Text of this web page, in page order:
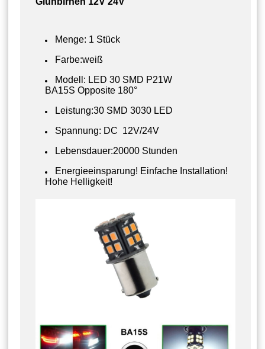
Menge: 1 Stück
Farbe:weiß
Modell: LED 30 SMD P21W
BA15S Opposite 180°
Leistung:30 SMD 3030 LED
Spannung: DC 12V/24V
Lebensdauer:20000 Stunden
Energieeinsparung! Einfache Installation!
Hohe Helligkeit!